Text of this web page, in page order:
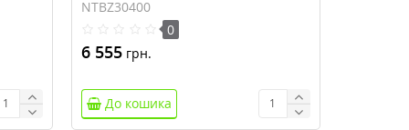
электроэнергии, ж/к экран,
щитовое исполнение, Modbus
УБЗ-304
NTBZ30400
0
6 555 грн.
До кошика